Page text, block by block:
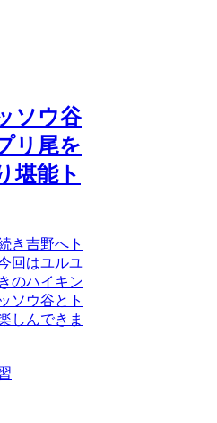
ソウ谷
リ尾を
堪能ト
き吉野へト
回はユルユ
のハイキン
ソウ谷とト
しんできま